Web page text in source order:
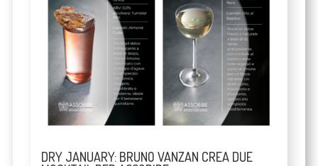
DRY JANUARY: BRUNO VANZAN CREA DUE